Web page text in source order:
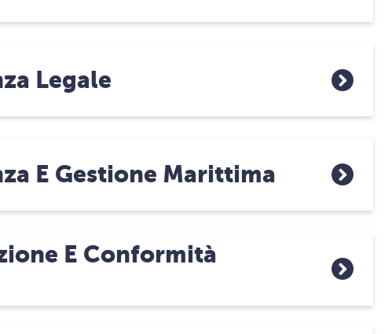
Legale
E Gestione Marittima
E Conformità